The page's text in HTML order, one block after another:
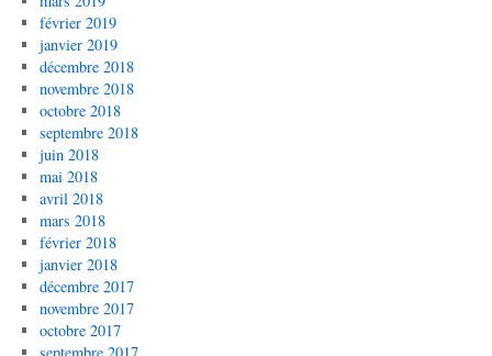
février 2019
janvier 2019
décembre 2018
novembre 2018
octobre 2018
septembre 2018
juin 2018
mai 2018
avril 2018
mars 2018
février 2018
janvier 2018
décembre 2017
novembre 2017
octobre 2017